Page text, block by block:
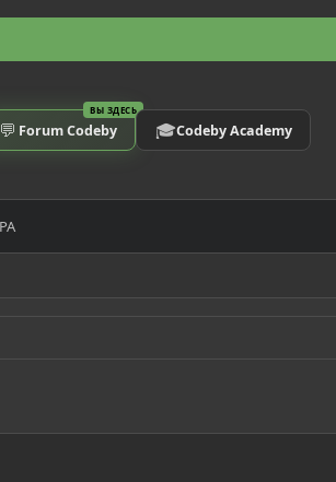
ВЫ ЗДЕСЬ
💬 Forum Codeby 🎓Codeby Academy